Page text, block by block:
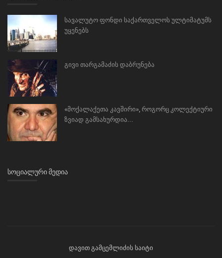
სავალუტო ფონდი საქართველოს ულტიმატუმს
უყენებს
გივი თარგამაძის დაბრუნება
«მოქალაქეთა კავშირი», როგორც კოლექტიური
ზვიად გამსახურდია...
ᲡᲝᲪᲘᲐᲚᲣᲠᲘ ᲛᲔᲓᲘᲐ
დავით გამცემლიძის საიტი